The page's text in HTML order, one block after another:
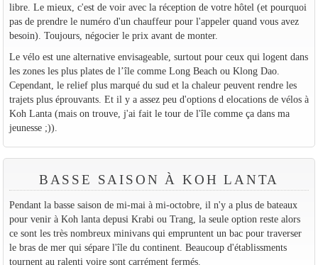
libre. Le mieux, c'est de voir avec la réception de votre hôtel (et pourquoi
pas de prendre le numéro d'un chauffeur pour l'appeler quand vous avez
besoin). Toujours, négocier le prix avant de monter.
Le vélo est une alternative envisageable, surtout pour ceux qui logent dans
les zones les plus plates de l’île comme Long Beach ou Klong Dao.
Cependant, le relief plus marqué du sud et la chaleur peuvent rendre les
trajets plus éprouvants. Et il y a assez peu d'options d elocations de vélos à
Koh Lanta (mais on trouve, j'ai fait le tour de l'île comme ça dans ma
jeunesse ;)).
BASSE SAISON À KOH LANTA
Pendant la basse saison de mi-mai à mi-octobre, il n'y a plus de bateaux
pour venir à Koh lanta depusi Krabi ou Trang, la seule option reste alors
ce sont les très nombreux minivans qui empruntent un bac pour traverser
le bras de mer qui sépare l'île du continent. Beaucoup d'établissments
tournent au ralenti voire sont carrément fermés.